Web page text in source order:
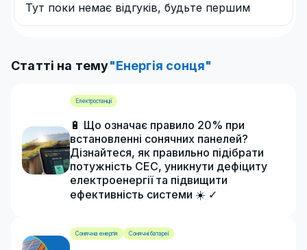
Тут поки немає відгуків, будьте першим
Статті на тему"Енергія сонця"
Електростанції
🔋 Що означає правило 20% при
встановленні сонячних панелей?
Дізнайтеся, як правильно підібрати
потужність СЕС, уникнути дефіциту
електроенергії та підвищити
ефективність системи ☀️ ✓
Сонячна енергія Сонячні батареї